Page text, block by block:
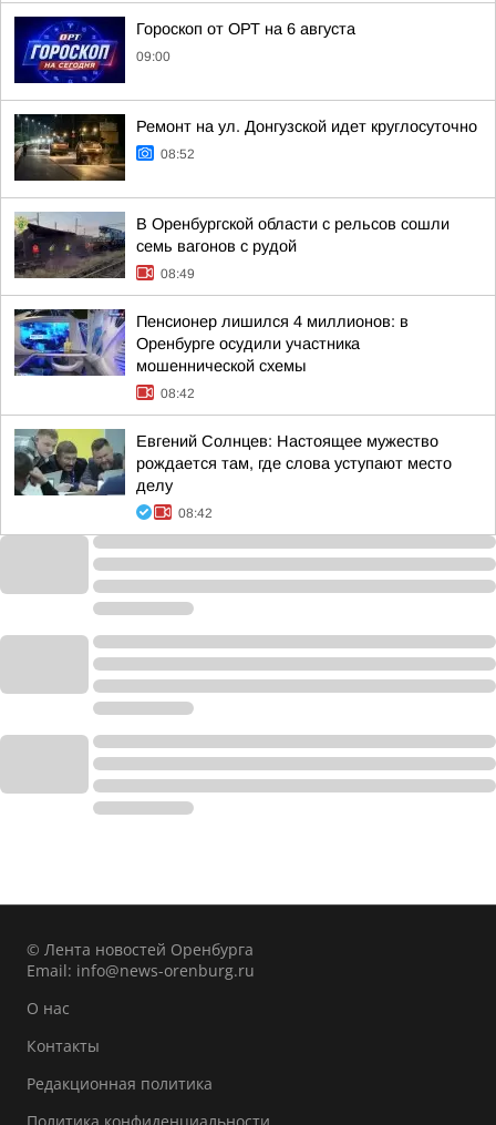
Гороскоп от ОРТ на 6 августа
09:00
Ремонт на ул. Донгузской идет круглосуточно
08:52
В Оренбургской области с рельсов сошли
семь вагонов с рудой
08:49
Пенсионер лишился 4 миллионов: в
Оренбурге осудили участника
мошеннической схемы
08:42
Евгений Солнцев: Настоящее мужество
рождается там, где слова уступают место
делу
08:42
© Лента новостей Оренбурга
Email: info@news-orenburg.ru
О нас
Контакты
Редакционная политика